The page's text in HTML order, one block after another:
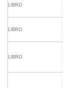
LIBRO
LIBRO
LIBRO